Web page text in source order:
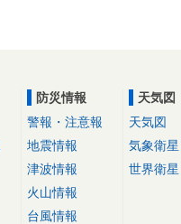
防災情報
警報・注意報
地震情報
津波情報
火山情報
台風情報
天気図
天気図
気象衛星
世界衛星